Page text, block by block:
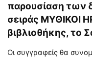
παρουσίαση των
σειράς ΜΥΘΙΚΟΙ
βιβλιοθήκης, το
Οι συγγραφείς θα